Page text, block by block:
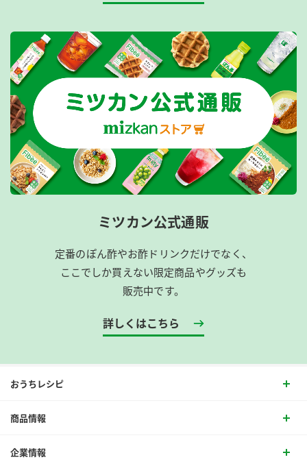
ミツカン公式通販
定番のぽん酢やお酢ドリンクだけでなく、
ここでしか買えない限定商品やグッズも
販売中です。
詳しくはこちら
おうちレシピ
商品情報
企業情報